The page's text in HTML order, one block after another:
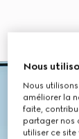
Nous
Nous
améliorer la
faite,
partager nos
utiliser ce